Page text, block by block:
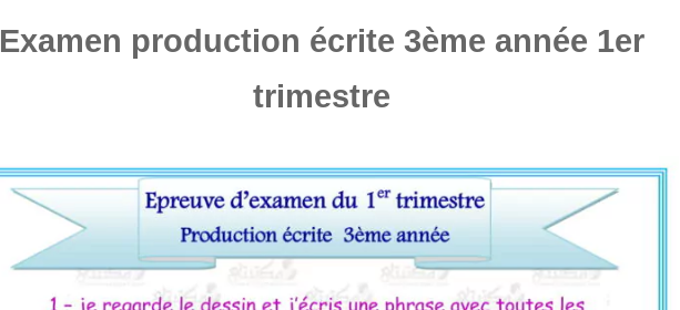
Examen production écrite 3ème année 1er
trimestre